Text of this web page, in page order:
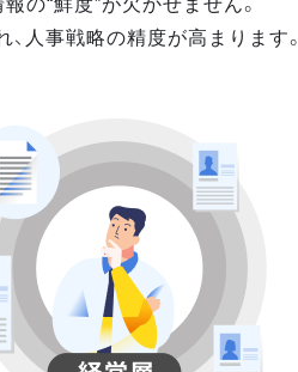
人事戦略の精度が高まります。